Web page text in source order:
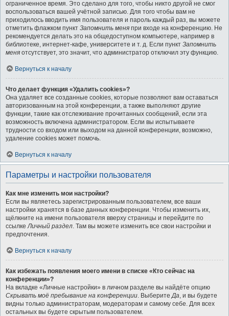
ограниченное время. Это сделано для того, чтобы никто другой не смог
воспользоваться вашей учётной записью. Для того чтобы вам не
приходилось вводить имя пользователя и пароль каждый раз, вы можете
отметить флажком пункт Запомнить меня при входе на конференцию. Не
рекомендуется делать это на общедоступном компьютере, например в
библиотеке, интернет-кафе, университете и т. д. Если пункт Запомнить
меня отсутствует, это значит, что администратор отключил эту функцию.
Вернуться к началу
Что делает функция «Удалить cookies»?
Она удаляет все созданные cookies, которые позволяют вам оставаться
авторизованным на этой конференции, а также выполняют другие
функции, такие как отслеживание прочитанных сообщений, если эта
возможность включена администратором. Если вы испытываете
трудности со входом или выходом на данной конференции, возможно,
удаление cookies может помочь.
Вернуться к началу
Параметры и настройки пользователя
Как мне изменить мои настройки?
Если вы являетесь зарегистрированным пользователем, все ваши
настройки хранятся в базе данных конференции. Чтобы изменить их,
щёлкните на имени пользователя вверху страницы и перейдите по
ссылкеЛичный раздел. Там вы можете изменить все свои настройки и
предпочтения.
Вернуться к началу
Как избежать появления моего имени в списке «Кто сейчас на
конференции»?
На вкладке «Личные настройки» в личном разделе вы найдёте опцию
Скрывать моё пребывание на конференции. ВыберитеДа, и вы будете
видны только администраторам, модераторам и самому себе. Для всех
остальных вы будете скрытым пользователем.